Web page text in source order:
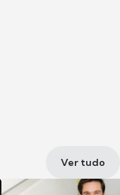
Ver tudo